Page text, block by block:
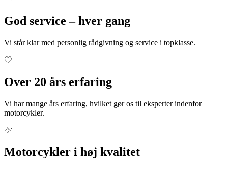
God service – hver gang
Vi står klar med personlig rådgivning og service i topklasse.
Over 20 års erfaring
Vi har mange års erfaring, hvilket gør os til eksperter indenfor
motorcykler.
Motorcykler i høj kvalitet